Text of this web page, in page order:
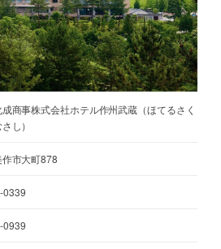
商事株式会社ホテル作州武蔵（ほてるさく
し）
市大町878
0339
0939